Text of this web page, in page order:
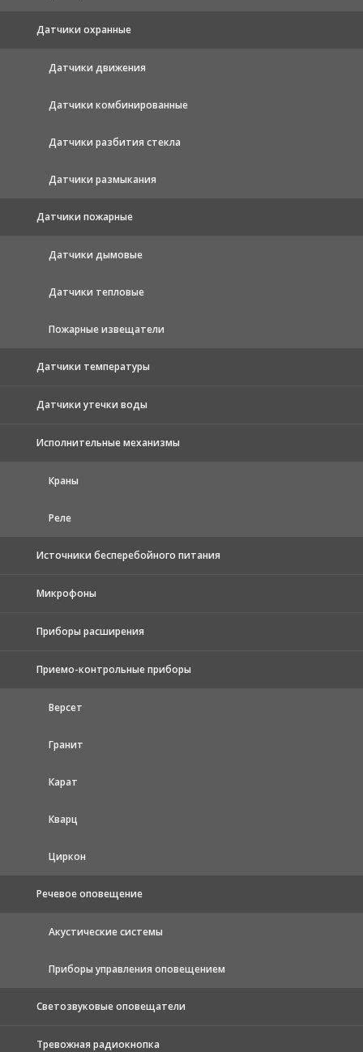
Датчики охранные
Датчики движения
Датчики комбинированные
Датчики разбития стекла
Датчики размыкания
Датчики пожарные
Датчики дымовые
Датчики тепловые
Пожарные извещатели
Датчики температуры
Датчики утечки воды
Исполнительные механизмы
Краны
Реле
Источники бесперебойного питания
Микрофоны
Приборы расширения
Приемо-контрольные приборы
Версет
Гранит
Карат
Кварц
Циркон
Речевое оповещение
Акустические системы
Приборы управления оповещением
Светозвуковые оповещатели
Тревожная радиокнопка